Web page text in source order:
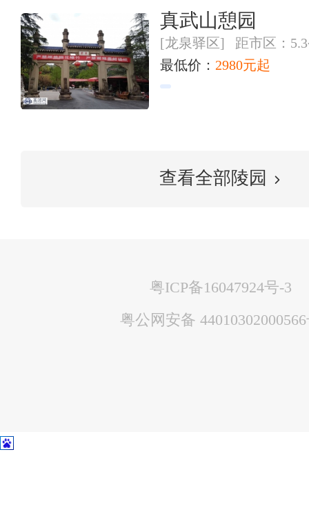
真武山憩园
[龙泉驿区] 距市区：
最低价： 2980元起
查看全部陵园
粤ICP备16047924号-3
粤公网安备